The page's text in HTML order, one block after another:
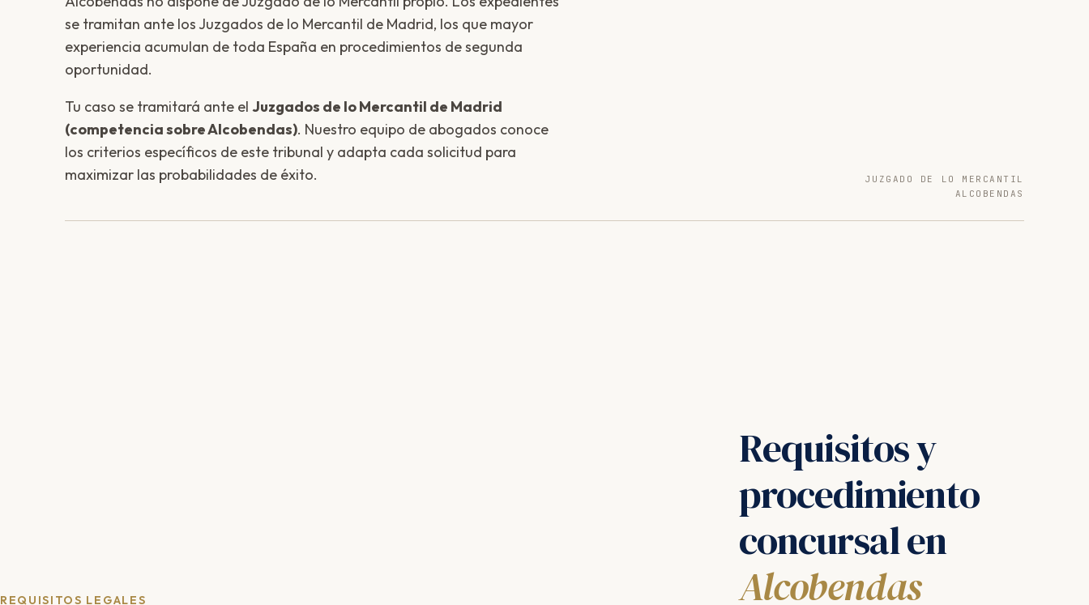
se tramitan ante los Juzgados de lo Mercantil de Madrid, los que mayor
experiencia acumulan de toda España en procedimientos de segunda
oportunidad.
Tu caso se tramitará ante el Juzgados de lo Mercantil de Madrid
(competencia sobre Alcobendas). Nuestro equipo de abogados conoce
los criterios específicos de este tribunal y adapta cada solicitud para
maximizar las probabilidades de éxito.
JUZGADO DE LO MERCANTIL
ALCOBENDAS
REQUISITOS LEGALES
Requisitos y
procedimiento
concursal en
Alcobendas